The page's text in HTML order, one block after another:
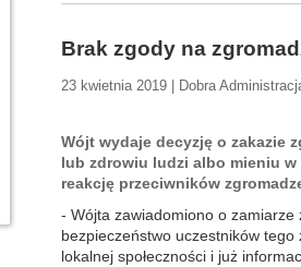
Brak zgody na
23 kwietnia 2019 | Dobra
Wójt wydaje decyzję o zakazie
lub zdrowiu ludzi albo mieniu
reakcję przeciwników
- Wójta zawiadomiono o
bezpieczeństwo uczestników
lokalnej społeczności i już